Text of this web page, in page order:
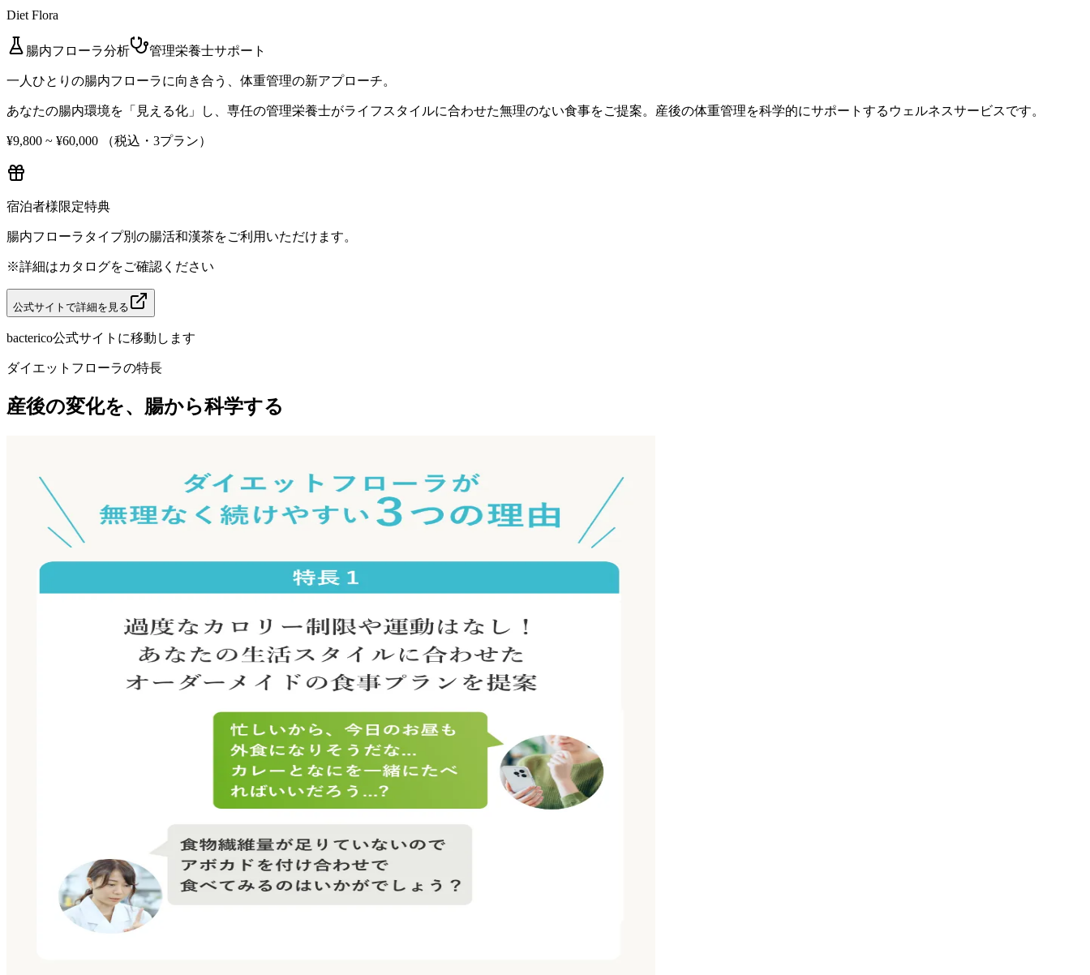
Diet Flora
腸内フローラ分析 管理栄養士サポート
一人ひとりの腸内フローラに向き合う、体重管理の新アプローチ。
あなたの腸内環境を「見える化」し、専任の管理栄養士がライフスタイルに合わせた無理のない食事をご提案。産後の体重管理を科学的にサポートするウェルネスサービスです。
¥9,800 ~ ¥60,000 （税込・3プラン）
宿泊者様限定特典
腸内フローラタイプ別の腸活和漢茶をご利用いただけます。
※詳細はカタログをご確認ください
公式サイトで詳細を見る
bacterico公式サイトに移動します
ダイエットフローラの特長
産後の変化を、腸から科学する